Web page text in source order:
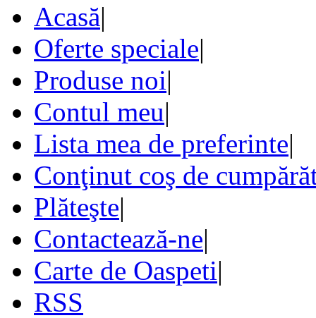
Acasă|
Oferte speciale|
Produse noi|
Contul meu|
Lista mea de preferinte|
Conţinut coş de
Plăteşte|
Contactează-ne|
Carte de Oaspeti|
RSS